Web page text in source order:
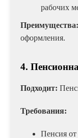
рабочих
Преимущества:
оформления.
4.
Подходит:
Требования:
Пенсия от